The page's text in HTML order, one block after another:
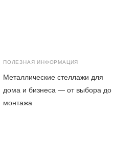
ПОЛЕЗНАЯ ИНФОРМАЦИЯ
Металлические стеллажи для
дома и бизнеса — от выбора до
монтажа